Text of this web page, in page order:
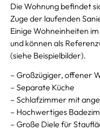
Die Wohnung befindet
Zuge der laufenden
Einige Wohneinheiten
und können als
(siehe Beispielbilder).
– Großzügiger, offener
– Separate Küche
– Schlafzimmer mit
– Hochwertiges
– Große Diele für